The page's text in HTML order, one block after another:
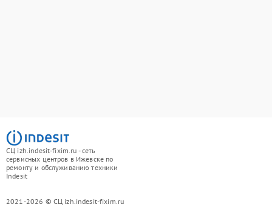
СЦ izh.indesit-fixim.ru - сеть
сервисных центров в Ижевске по
ремонту и обслуживанию техники
Indesit
2021-2026 © СЦ izh.indesit-fixim.ru